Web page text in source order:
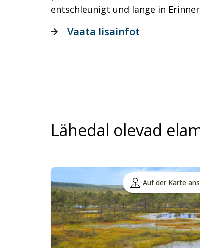
entschleunigt und lange in
Vaata lisainfot
Lähedal olevad
Auf der Karte